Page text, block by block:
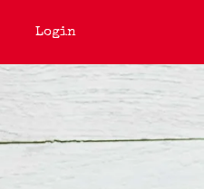
Login